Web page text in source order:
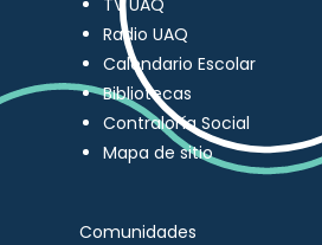
TV UAQ
Radio UAQ
Calendario Escolar
Bibliotecas
Contraloría Social
Mapa de sitio
Comunidades